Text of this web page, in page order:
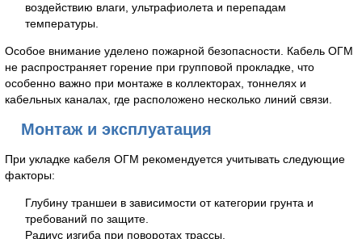
воздействию влаги, ультрафиолета и перепадам
температуры.
Особое внимание уделено пожарной безопасности. Кабель ОГМ
не распространяет горение при групповой прокладке, что
особенно важно при монтаже в коллекторах, тоннелях и
кабельных каналах, где расположено несколько линий связи.
Монтаж и эксплуатация
При укладке кабеля ОГМ рекомендуется учитывать следующие
факторы:
Глубину траншеи в зависимости от категории грунта и
требований по защите.
Радиус изгиба при поворотах трассы.